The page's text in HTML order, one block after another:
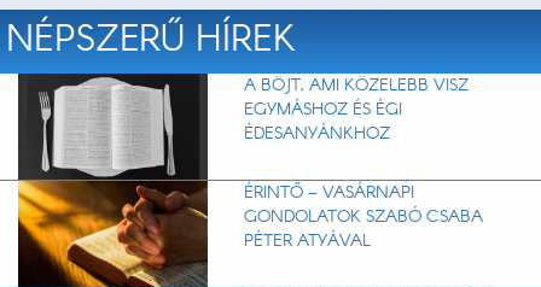
NÉPSZERŰ HÍREK
A BÖJT, AMI KÖZELEBB VISZ
EGYMÁSHOZ ÉS ÉGI
ÉDESANYÁNKHOZ
ÉRINTŐ – VASÁRNAPI
GONDOLATOK SZABÓ CSABA
PÉTER ATYÁVAL